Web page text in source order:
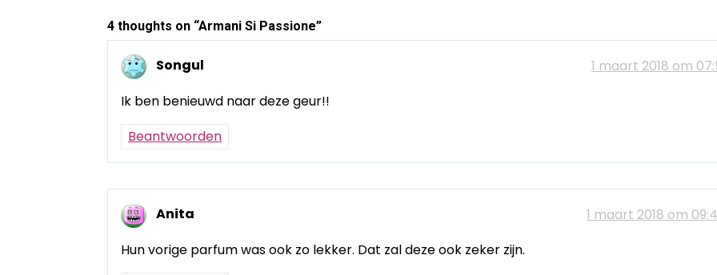
4 thoughts on “Armani Si Passione”
Songul
1 maart 2018 om
Ik ben benieuwd naar deze geur!!
Beantwoorden
Anita
1 maart 2018 om
Hun vorige parfum was ook zo lekker. Dat zal deze ook zeker zijn.